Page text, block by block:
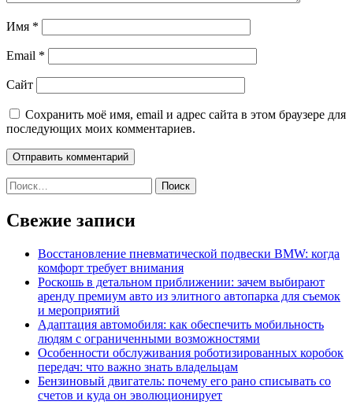
Имя *
Email *
Сайт
Сохранить моё имя, email и адрес сайта в этом браузере для
последующих моих комментариев.
Найти:
Свежие записи
Восстановление пневматической подвески BMW: когда
комфорт требует внимания
Роскошь в детальном приближении: зачем выбирают
аренду премиум авто из элитного автопарка для съемок
и мероприятий
Адаптация автомобиля: как обеспечить мобильность
людям с ограниченными возможностями
Особенности обслуживания роботизированных коробок
передач: что важно знать владельцам
Бензиновый двигатель: почему его рано списывать со
счетов и куда он эволюционирует